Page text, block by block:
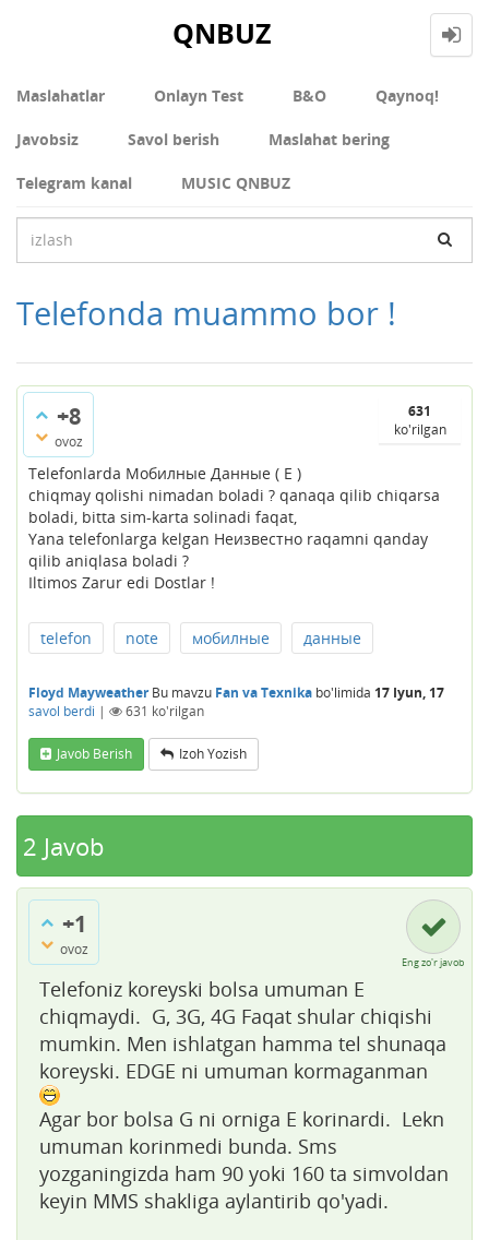
QNBUZ
Maslahatlar Onlayn Test В&О Qaynoq!
Javobsiz Savol berish Maslahat bering
Telegram kanal MUSIC QNBUZ
Telefonda muammo bor !
+8
ovoz
631
ko'rilgan
Telefonlarda Мобилные Данные ( E )
chiqmay qolishi nimadan boladi ? qanaqa qilib chiqarsa
boladi, bitta sim-karta solinadi faqat,
Yana telefonlarga kelgan Неизвестно raqamni qanday
qilib aniqlasa boladi ?
Iltimos Zarur edi Dostlar !
telefon note мобилные данные
Floyd Mayweather Bu mavzu Fan va Texnika bo'limida 17 Iyun, 17
savol berdi | 631 ko'rilgan
Javob Berish Izoh Yozish
2 Javob
+1
ovoz
Eng zo'r javob
Telefoniz koreyski bolsa umuman E
chiqmaydi. G, 3G, 4G Faqat shular chiqishi
mumkin. Men ishlatgan hamma tel shunaqa
koreyski. EDGE ni umuman kormaganman
Agar bor bolsa G ni orniga E korinardi. Lekn
umuman korinmedi bunda. Sms
yozganingizda ham 90 yoki 160 ta simvoldan
keyin MMS shakliga aylantirib qo'yadi.